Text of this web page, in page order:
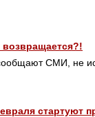
возвращается?!
СМИ, не
стартуют